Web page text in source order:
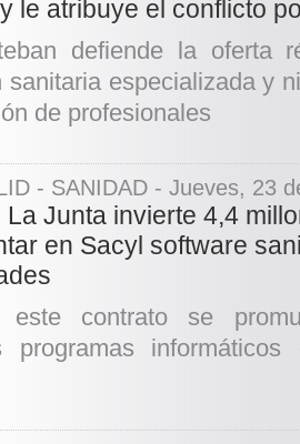
le atribuye el conflicto
defiende la oferta
sanitaria especializada y
de profesionales
- SANIDAD - Jueves, 23
La Junta invierte 4,4
en Sacyl software
este contrato se
programas